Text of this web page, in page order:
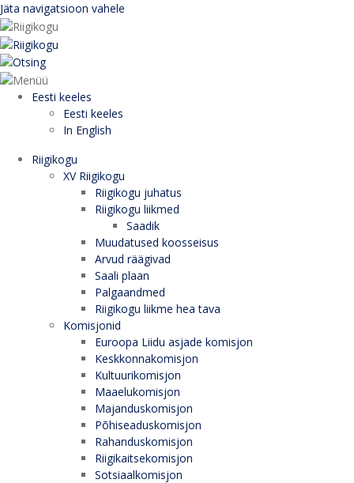
Jäta navigatsioon vahele
Eesti keeles
Eesti keeles
In English
Riigikogu
XV Riigikogu
Riigikogu juhatus
Riigikogu liikmed
Saadik
Muudatused koosseisus
Arvud räägivad
Saali plaan
Palgaandmed
Riigikogu liikme hea tava
Komisjonid
Euroopa Liidu asjade komisjon
Keskkonnakomisjon
Kultuurikomisjon
Maaelukomisjon
Majanduskomisjon
Põhiseaduskomisjon
Rahanduskomisjon
Riigikaitsekomisjon
Sotsiaalkomisjon